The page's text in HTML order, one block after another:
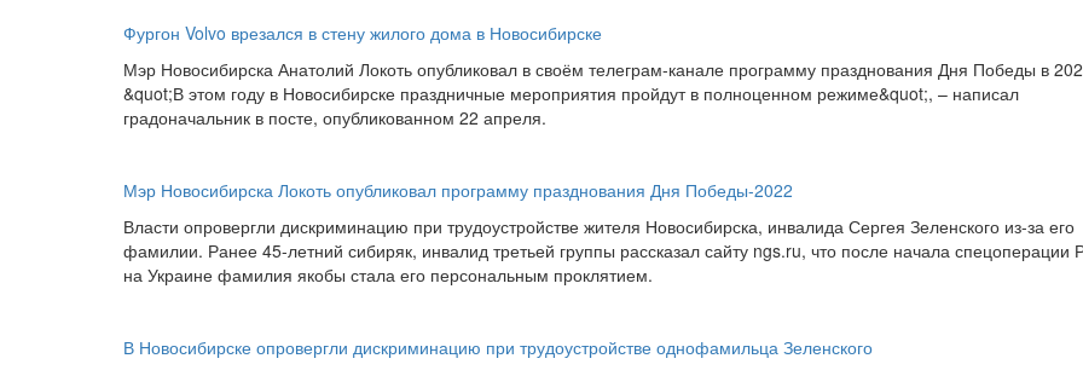
Фургон Volvo врезался в стену жилого дома в Новосибирске
Мэр Новосибирска Анатолий Локоть опубликовал в своём телеграм-канале программу празднования Дня Победы в
&quot;В этом году в Новосибирске праздничные мероприятия пройдут в полноценном режиме&quot;, – написал
градоначальник в посте, опубликованном 22 апреля.
Мэр Новосибирска Локоть опубликовал программу празднования Дня Победы-2022
Власти опровергли дискриминацию при трудоустройстве жителя Новосибирска, инвалида Сергея Зеленского из-за его
фамилии. Ранее 45-летний сибиряк, инвалид третьей группы рассказал сайту ngs.ru, что после начала спецоперации
на Украине фамилия якобы стала его персональным проклятием.
В Новосибирске опровергли дискриминацию при трудоустройстве однофамильца Зеленского